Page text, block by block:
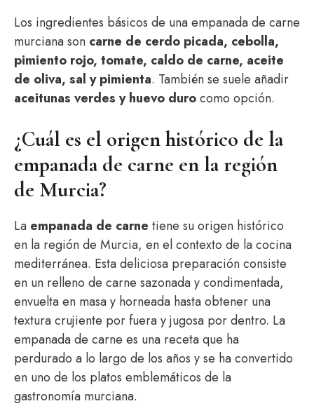
Los ingredientes básicos de una empanada de carne
murciana son carne de cerdo picada, cebolla,
pimiento rojo, tomate, caldo de carne, aceite
de oliva, sal y pimienta. También se suele añadir
aceitunas verdes y huevo durocomo opción.
¿Cuál es el origen histórico de la
empanada de carne en la región
de Murcia?
La empanada de carne tiene su origen histórico
en la región de Murcia, en el contexto de la cocina
mediterránea. Esta deliciosa preparación consiste
en un relleno de carne sazonada y condimentada,
envuelta en masa y horneada hasta obtener una
textura crujiente por fuera y jugosa por dentro. La
empanada de carne es una receta que ha
perdurado a lo largo de los años y se ha convertido
en uno de los platos emblemáticos de la
gastronomía murciana.